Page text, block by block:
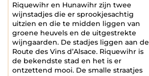
Riquewihr en Hunawihr zijn twee
wijnstadjes die er sprookjesachtig
uitzien en die te midden liggen van
groene heuvels en de uitgestrekte
wijngaarden. De stadjes liggen aan de
Route des Vins d’Alsace. Riquewihr is
de bekendste stad en het is er
ontzettend mooi. De smalle straatjes